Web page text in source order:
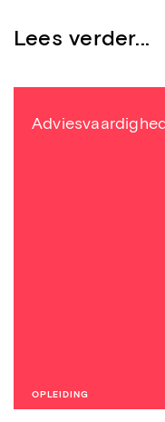
Lees verder...
OPLEIDING